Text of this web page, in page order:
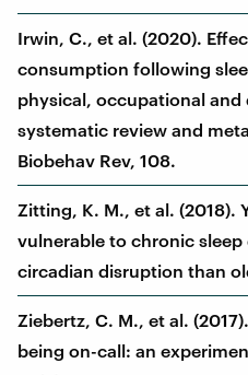
Irwin, C., et al. (2020).
consumption following
physical, occupational
systematic review and
Biobehav Rev, 108.
Zitting, K. M., et al. (2018).
vulnerable to chronic
circadian disruption than
Ziebertz, C. M., et al.
being on-call: an